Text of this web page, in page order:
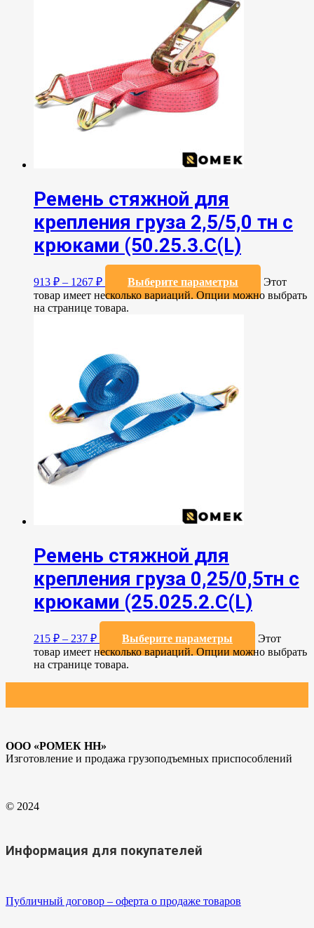
Ремень стяжной для
крепления груза 2,5/5,0 тн с
крюками (50.25.3.C(L)
913 ₽ – 1267 ₽ Выберите параметры
Этот
товар имеет несколько вариаций. Опции можно выбрать
на странице товара.
Ремень стяжной для
крепления груза 0,25/0,5тн с
крюками (25.025.2.С(L)
215 ₽ – 237 ₽ Выберите параметры
Этот
товар имеет несколько вариаций. Опции можно выбрать
на странице товара.
ООО «РОМЕК НН»
Изготовление и продажа грузоподъемных приспособлений
© 2024
Информация для покупателей
Публичный договор – оферта о продаже товаров